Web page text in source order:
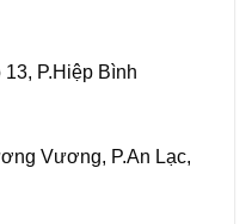
13, P.Hiệp Bình
Vương, P.An Lạc,